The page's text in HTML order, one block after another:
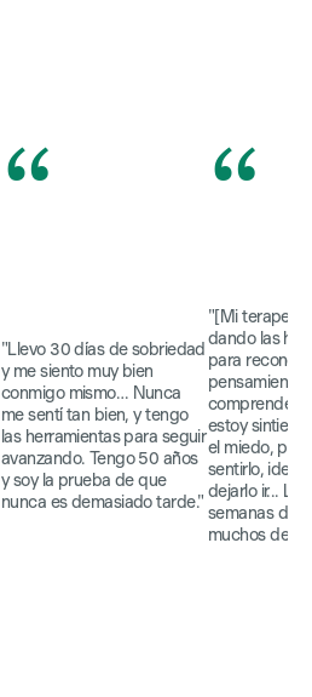
“
"Llevo 30 días de sobriedad
y me siento muy bien
conmigo mismo… Nunca
me sentí tan bien, y tengo
las herramientas para seguir
avanzando. Tengo 50 años
y soy la prueba de que
nunca es demasiado tarde."
“
"[Mi
dando las
para
comprender
estoy
el miedo,
sentirlo,
dejarlo ir...
semanas de
muchos